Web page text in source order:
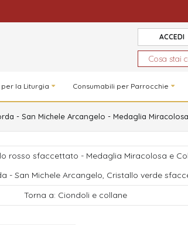
ACCEDI
la Liturgia Consumabili per Parrocchie
- San Michele Arcangelo - Medaglia Miracolosa
rosso sfaccettato - Medaglia Miracolosa e
- San Michele Arcangelo, Cristallo verde
Torna a: Ciondoli e collane